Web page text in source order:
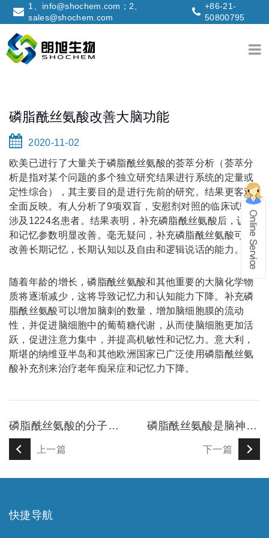
1、info@shochem.com；2、
sales@shochem.com
+86-21-
50800795
磷脂酰丝氨酸改善大脑功能
2020-11-02
欧美已进行了大量关于磷脂酰丝氨酸的荟萃分析（荟萃分
析是指对某个问题的多个独立研究结果进行系统的定量或
定性综合），其主要目的是进行先前的研究。结果更客观
全面反映。有人分析了9项双盲，安慰剂对照的临床试验，
涉及1224名患者。结果表明，补充磷脂酰丝氨酸后，认知
和记忆参数明显改善。毫无疑问，补充磷脂酰丝氨酸可以
改善长期记忆，长期认知以及自由和逻辑说话的能力。
随着年龄的增长，磷脂酰丝氨酸和其他重要的大脑化学物
质将逐渐减少，这将导致记忆力和认知能力下降。补充磷
脂酰丝氨酸可以增加脑刺的数量，增加脑细胞膜的流动
性，并促进脑细胞中的葡萄糖代谢，从而使脑细胞更加活
跃，促进注意力集中，并提高机敏性和记忆力。意大利，
斯堪的纳维亚半岛和其他欧洲国家已广泛使用磷脂酰丝氨
酸补充剂来治疗老年痴呆症和记忆力下降。
磷脂酰丝氨酸的分子结构
上一篇
磷脂酰丝氨酸是脑神经的主要成分之一
下一篇
快捷导航
在线留言
1、info@shochem.com；2